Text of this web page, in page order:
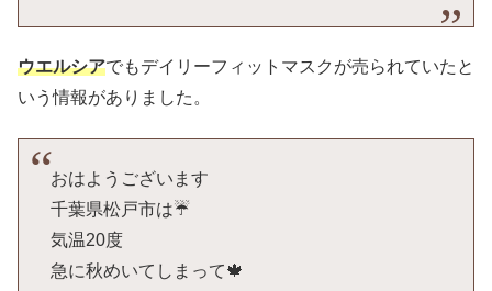
ウエルシアでもデイリーフィットマスクが売られていたと
いう情報がありました。
おはようございます
千葉県松戸市は☔️
気温20度
急に秋めいてしまって🍁